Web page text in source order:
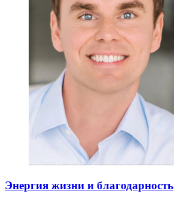
Энергия жизни и благодарность